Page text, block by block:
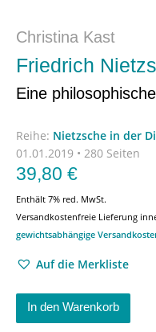
Christina Kast
Friedrich
Eine
Reihe: Nietzsche in der
01.01.2019 • 280 Seiten
39,80 €
Enthält 7% red. MwSt.
Versandkostenfreie Lieferung
gewichtsabhängige
Auf die Merkliste
In den Warenkorb